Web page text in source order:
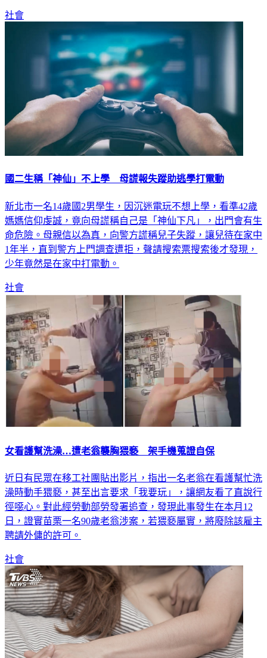
社會
國二生稱「神仙」不上學 母謊報失蹤助逃學打電動
新北市一名14歲國2男學生，因沉迷電玩不想上學，看準42歲
媽媽信仰虔誠，竟向母謊稱自己是「神仙下凡」，出門會有生
命危險。母親信以為真，向警方謊稱兒子失蹤，讓兒待在家中
1年半，直到警方上門調查遭拒，聲請搜索票搜索後才發現，
少年竟然是在家中打電動。
社會
女看護幫洗澡…遭老翁襲胸猥褻 架手機蒐證自保
近日有民眾在移工社團貼出影片，指出一名老翁在看護幫忙洗
澡時動手猥褻，甚至出言要求「我要玩」，讓網友看了直說行
徑噁心。對此經勞動部勞發署追查，發現此事發生在本月12
日，證實苗栗一名90歲老翁涉案，若猥褻屬實，將廢除該雇主
聘請外傭的許可。
社會